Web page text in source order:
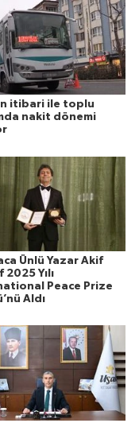
itibari ile toplu
nakit dönemi
Ünlü Yazar Akif
2025 Yılı
Peace Prize
Aldı